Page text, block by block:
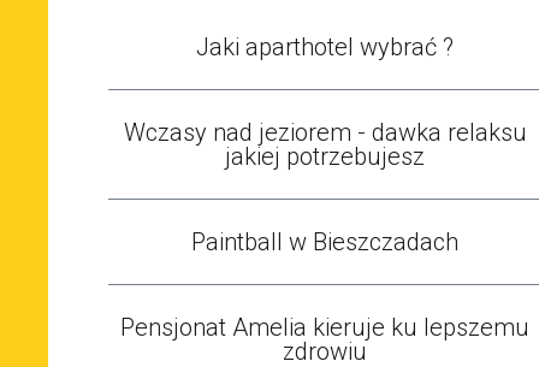
Jaki aparthotel wybrać ?
Wczasy nad jeziorem - dawka relaksu
jakiej potrzebujesz
Paintball w Bieszczadach
Pensjonat Amelia kieruje ku lepszemu
zdrowiu